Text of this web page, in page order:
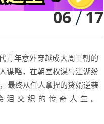
06 17
青年意外穿越成大周王朝的
谋略，在朝堂权谋与江湖纷
最终从任人拿捏的赘婿逆袭
交织的传奇人生。